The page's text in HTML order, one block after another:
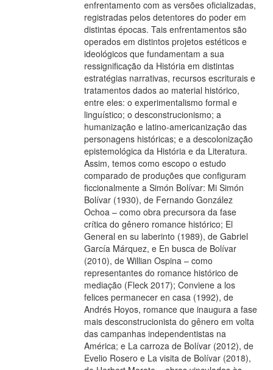
enfrentamento com as versões oficializadas,
registradas pelos detentores do poder em
distintas épocas. Tais enfrentamentos são
operados em distintos projetos estéticos e
ideológicos que fundamentam a sua
ressignificação da História em distintas
estratégias narrativas, recursos escriturais e
tratamentos dados ao material histórico,
entre eles: o experimentalismo formal e
linguístico; o desconstrucionismo; a
humanização e latino-americanização das
personagens históricas; e a descolonização
epistemológica da História e da Literatura.
Assim, temos como escopo o estudo
comparado de produções que configuram
ficcionalmente a Simón Bolívar: Mi Simón
Bolívar (1930), de Fernando González
Ochoa – como obra precursora da fase
crítica do gênero romance histórico; El
General en su laberinto (1989), de Gabriel
García Márquez, e En busca de Bolívar
(2010), de Willian Ospina – como
representantes do romance histórico de
mediação (Fleck 2017); Conviene a los
felices permanecer en casa (1992), de
Andrés Hoyos, romance que inaugura a fase
mais desconstrucionista do gênero em volta
das campanhas independentistas na
América; e La carroza de Bolívar (2012), de
Evelio Rosero e La visita de Bolívar (2018),